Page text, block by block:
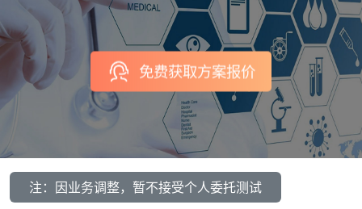
免费获取方案报价
注：因业务调整，暂不接受个人委托测试